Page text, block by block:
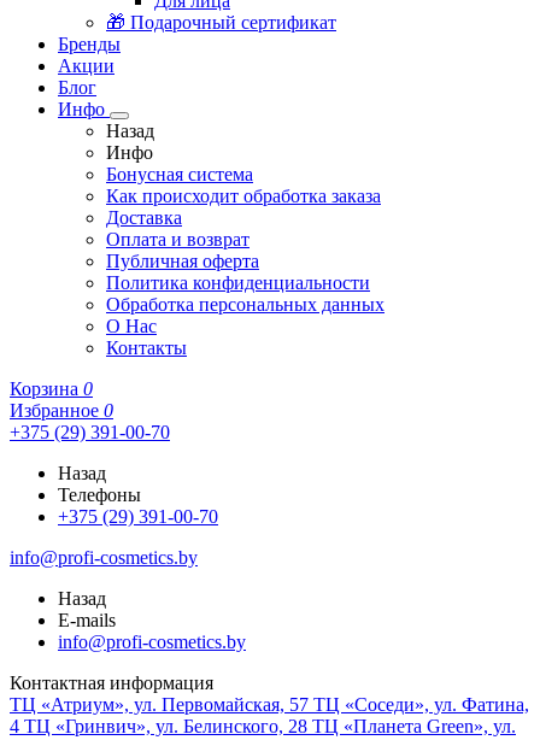
🎁 Подарочный сертификат
Бренды
Акции
Блог
Инфо
Назад
Инфо
Бонусная система
Как происходит обработка заказа
Доставка
Оплата и возврат
Публичная оферта
Политика конфиденциальности
Обработка персональных данных
О Нас
Контакты
Корзина 0
Избранное 0
+375 (29) 391-00-70
Назад
Телефоны
+375 (29) 391-00-70
info@profi-cosmetics.by
Назад
E-mails
info@profi-cosmetics.by
Контактная информация
ТЦ «Атриум», ул. Первомайская, 57 ТЦ «Соседи», ул. Фатина,
4 ТЦ «Гринвич», ул. Белинского, 28 ТЦ «Планета Green», ул.